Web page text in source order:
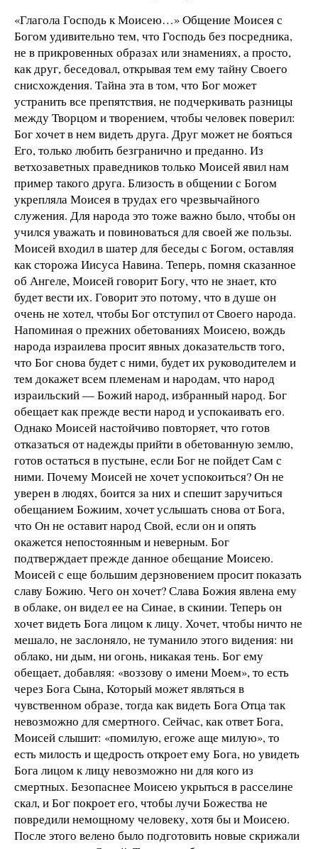
«Глагола Господь к Моисею…» Общение Моисея с
Богом удивительно тем, что Господь без посредника,
не в прикровенных образах или знамениях, а просто,
как друг, беседовал, открывая тем ему тайну Своего
снисхождения. Тайна эта в том, что Бог может
устранить все препятствия, не подчеркивать разницы
между Творцом и творением, чтобы человек поверил:
Бог хочет в нем видеть друга. Друг может не бояться
Его, только любить безгранично и преданно. Из
ветхозаветных праведников только Моисей явил нам
пример такого друга. Близость в общении с Богом
укрепляла Моисея в трудах его чрезвычайного
служения. Для народа это тоже важно было, чтобы он
учился уважать и повиноваться для своей же пользы.
Моисей входил в шатер для беседы с Богом, оставляя
как сторожа Иисуса Навина. Теперь, помня сказанное
об Ангеле, Моисей говорит Богу, что не знает, кто
будет вести их. Говорит это потому, что в душе он
очень не хотел, чтобы Бог отступил от Своего народа.
Напоминая о прежних обетованиях Моисею, вождь
народа израилева просит явных доказательств того,
что Бог снова будет с ними, будет их руководителем и
тем докажет всем племенам и народам, что народ
израильский — Божий народ, избранный народ. Бог
обещает как прежде вести народ и успокаивать его.
Однако Моисей настойчиво повторяет, что готов
отказаться от надежды прийти в обетованную землю,
готов остаться в пустыне, если Бог не пойдет Сам с
ними. Почему Моисей не хочет успокоиться? Он не
уверен в людях, боится за них и спешит заручиться
обещанием Божиим, хочет услышать снова от Бога,
что Он не оставит народ Свой, если он и опять
окажется непостоянным и неверным. Бог
подтверждает прежде данное обещание Моисею.
Моисей с еще большим дерзновением просит показать
славу Божию. Чего он хочет? Слава Божия явлена ему
в облаке, он видел ее на Синае, в скинии. Теперь он
хочет видеть Бога лицом к лицу. Хочет, чтобы ничто не
мешало, не заслоняло, не туманило этого видения: ни
облако, ни дым, ни огонь, никакая тень. Бог ему
обещает, добавляя: «воззову о имени Моем», то есть
через Бога Сына, Который может являться в
чувственном образе, тогда как видеть Бога Отца так
невозможно для смертного. Сейчас, как ответ Бога,
Моисей слышит: «помилую, егоже аще милую», то
есть милость и щедрость откроет ему Бога, но увидеть
Бога лицом к лицу невозможно ни для кого из
смертных. Безопаснее Моисею укрыться в расселине
скал, и Бог покроет его, чтобы лучи Божества не
повредили немощному человеку, хотя бы и Моисею.
После этого велено было подготовить новые скрижали